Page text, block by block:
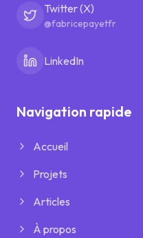
Twitter (X)
@fabricepayetfr
LinkedIn
Navigation rapide
Accueil
Projets
Articles
À propos